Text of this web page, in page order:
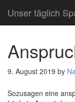
Unser täglich
9. August 2019 by
Sozusagen eine